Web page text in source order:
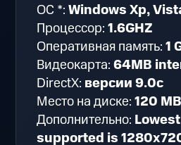
ОС *:Windows Xp,
Процессор:1.6GHZ
Оперативная память:1
Видеокарта:64MB
DirectX: версии 9.0c
Место на диске:120 MB
Дополнительно:
supported is